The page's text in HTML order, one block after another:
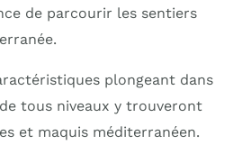
de parcourir les sentiers
plongeant dans
tous niveaux y trouveront
et maquis méditerranéen.